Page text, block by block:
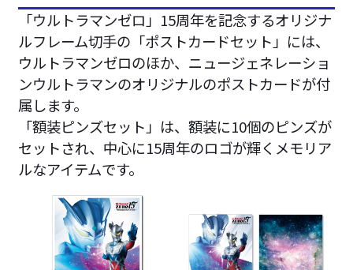
「ウルトラマンゼロ」15周年を記念するオリジナ
ルフレーム切手の「ポストカードセット」には、
ウルトラマンゼロのほか、ニュージェネレーショ
ンウルトラマンのオリジナルのポストカードが付
属します。
「額装ピンズセット」は、額装に10個のピンズが
セットされ、中心に15周年のロゴが輝くメモリア
ルなアイテムです。